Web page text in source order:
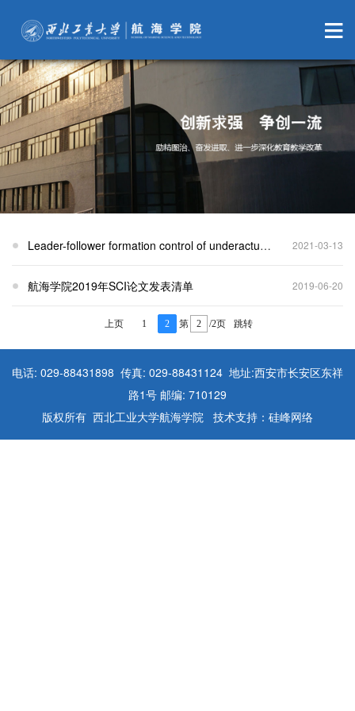
Leader-follower formation control of underactuated autonomous underwater vehicles,Ocean Engineering (崔荣鑫) 2021-03-13
航海学院2019年SCI论文发表清单 2019-06-20
上页 1 2 第 /2页 跳转
电话: 029-88431898 传真: 029-88431124 地址:西安市长安区东祥
路1号 邮编: 710129
版权所有 西北工业大学航海学院 技术支持：硅峰网络